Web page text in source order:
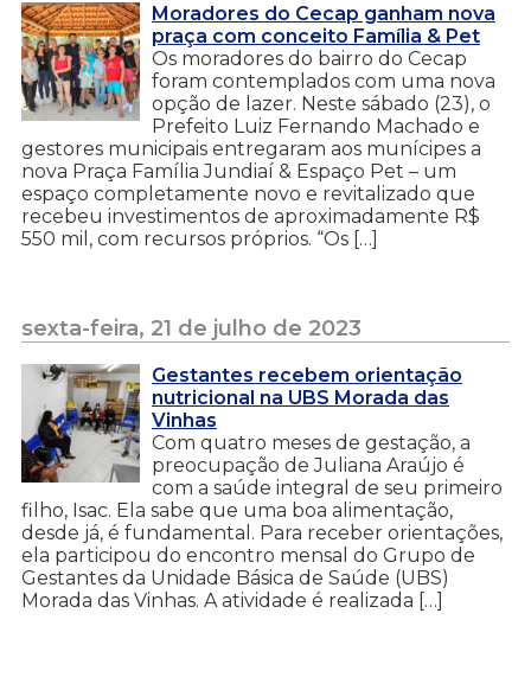
Moradores do Cecap ganham nova
praça com conceito Família & Pet
Os moradores do bairro do Cecap
foram contemplados com uma nova
opção de lazer. Neste sábado (23), o
Prefeito Luiz Fernando Machado e
gestores municipais entregaram aos munícipes a
nova Praça Família Jundiaí & Espaço Pet – um
espaço completamente novo e revitalizado que
recebeu investimentos de aproximadamente R$
550 mil, com recursos próprios. “Os […]
sexta-feira, 21 de julho de 2023
Gestantes recebem orientação
nutricional na UBS Morada das
Vinhas
Com quatro meses de gestação, a
preocupação de Juliana Araújo é
com a saúde integral de seu primeiro
filho, Isac. Ela sabe que uma boa alimentação,
desde já, é fundamental. Para receber orientações,
ela participou do encontro mensal do Grupo de
Gestantes da Unidade Básica de Saúde (UBS)
Morada das Vinhas. A atividade é realizada […]